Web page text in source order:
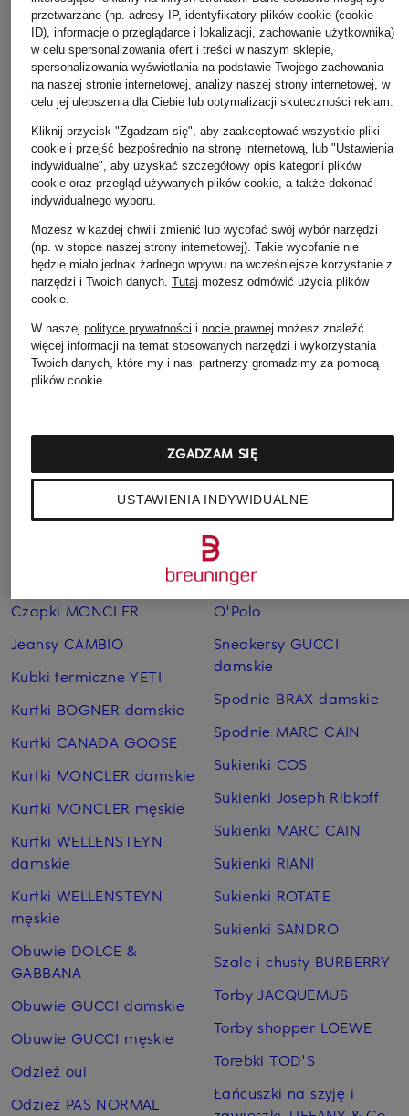
comma
Jersey chino
405 zł
+ rabat promocyjny
CAMBIO
Chino KRYSTAL
489 zł
Najniższa cena:489 zł
RIANI
1 049 zł
Czapki MONCLER
Jeansy CAMBIO
Kubki termiczne YETI
Kurtki BOGNER damskie
Kurtki CANADA GOOSE
Kurtki MONCLER damskie
Kurtki MONCLER męskie
Kurtki WELLENSTEYN
damskie
Kurtki WELLENSTEYN
męskie
Obuwie DOLCE &
GABBANA
Obuwie GUCCI damskie
Obuwie GUCCI męskie
Odzież oui
Odzież PAS NORMAL
Pierścionki TIFFANY & Co.
Płaszcze puchowe Marc
O'Polo
Sneakersy GUCCI
damskie
Spodnie BRAX damskie
Spodnie MARC CAIN
Sukienki COS
Sukienki Joseph Ribkoff
Sukienki MARC CAIN
Sukienki RIANI
Sukienki ROTATE
Sukienki SANDRO
Szale i chusty BURBERRY
Torby JACQUEMUS
Torby shopper LOEWE
Torebki TOD'S
Łańcuszki na szyję i
przetwarzane (np. adresy IP, identyfikatory plików cookie (cookie
ID), informacje o przeglądarce i lokalizacji, zachowanie użytkownika)
w celu spersonalizowania ofert i treści w naszym sklepie,
spersonalizowania wyświetlania na podstawie Twojego zachowania
na naszej stronie internetowej, analizy naszej strony internetowej, w
celu jej ulepszenia dla Ciebie lub optymalizacji skuteczności reklam.
Kliknij przycisk "Zgadzam się", aby zaakceptować wszystkie pliki
cookie i przejść bezpośrednio na stronę internetową, lub "Ustawienia
indywidualne", aby uzyskać szczegółowy opis kategorii plików
cookie oraz przegląd używanych plików cookie, a także dokonać
indywidualnego wyboru.
Możesz w każdej chwili zmienić lub wycofać swój wybór narzędzi
(np. w stopce naszej strony internetowej). Takie wycofanie nie
będzie miało jednak żadnego wpływu na wcześniejsze korzystanie z
narzędzi i Twoich danych. Tutaj możesz odmówić użycia plików
cookie.
W naszej polityce prywatności i nocie prawnej możesz znaleźć
więcej informacji na temat stosowanych narzędzi i wykorzystania
Twoich danych, które my i nasi partnerzy gromadzimy za pomocą
plików cookie.
USTAWIENIA INDYWIDUALNE
ZGADZAM SIĘ